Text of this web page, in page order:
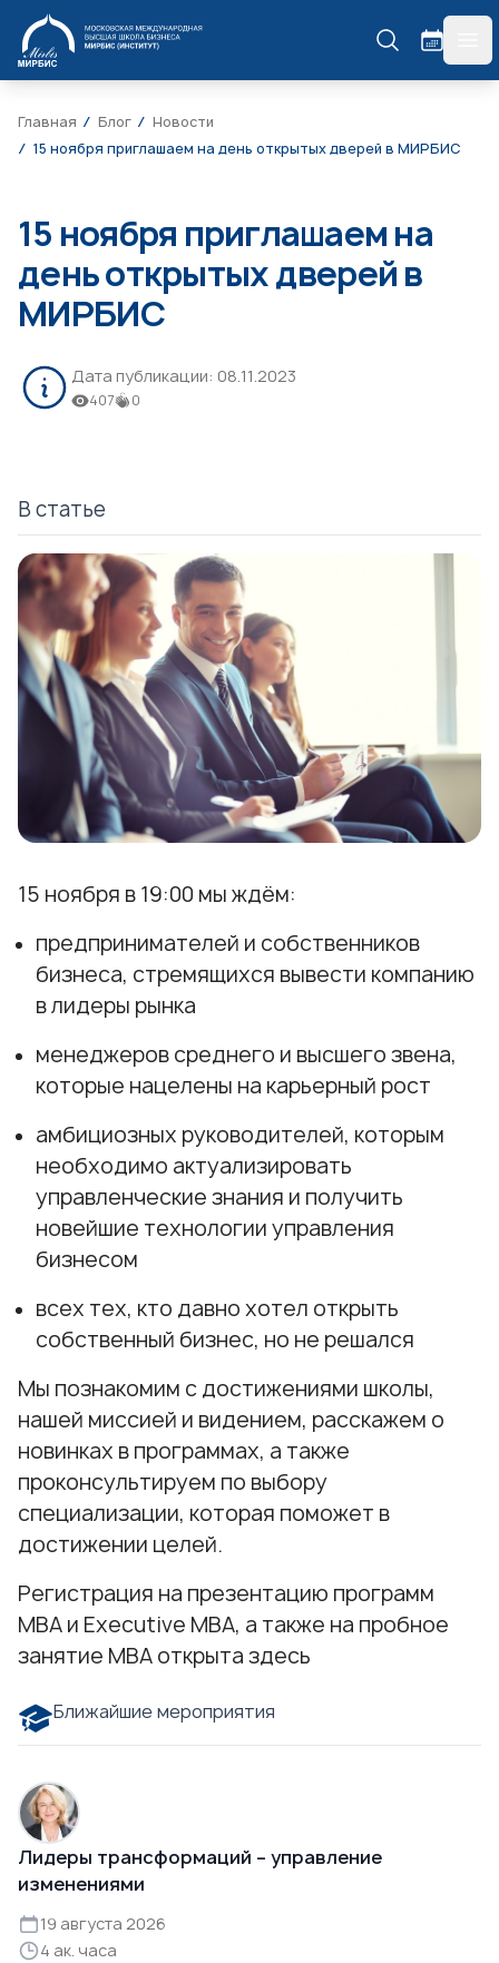
МИРБИС
Главная Блог
Новости
15 ноября приглашаем на день открытых дверей в МИРБИС
15 ноября приглашаем на
день открытых дверей в
МИРБИС
Дата публикации: 08.11.2023
407 0
В статье
15 ноября в 19:00 мы ждём:
предпринимателей и собственников
бизнеса, стремящихся вывести компанию
в лидеры рынка
менеджеров среднего и высшего звена,
которые нацелены на карьерный рост
амбициозных руководителей, которым
необходимо актуализировать
управленческие знания и получить
новейшие технологии управления
бизнесом
всех тех, кто давно хотел открыть
собственный бизнес, но не решался
Мы познакомим с достижениями школы,
нашей миссией и видением, расскажем о
новинках в программах, а также
проконсультируем по выбору
специализации, которая поможет в
достижении целей.
Регистрация на презентацию программ
МВА и Executive MBA, а также на пробное
занятие МВАоткрыта здесь
Ближайшие мероприятия
Лидеры трансформаций – управление
изменениями
19 августа 2026
4 ак. часа